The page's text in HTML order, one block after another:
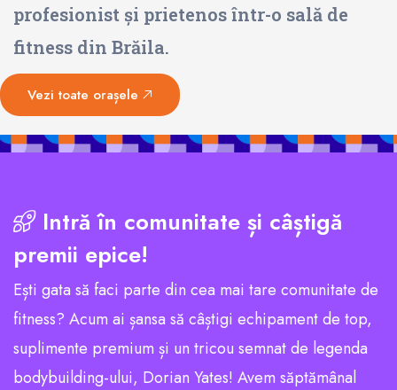
profesionist și prietenos într-o sală de
fitness din Brăila.
Vezi toate orașele
Intră în comunitate și câștigă
premii epice!
Ești gata să faci parte din cea mai tare comunitate de
fitness? Acum ai șansa să câștigi echipament de top,
suplimente premium și un tricou semnat de legenda
bodybuilding-ului, Dorian Yates! Avem săptămânal